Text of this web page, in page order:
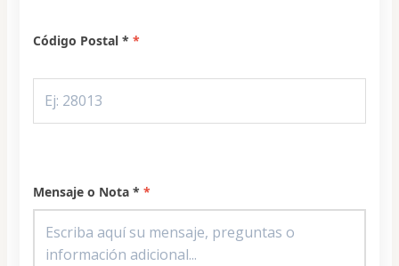
Código Postal *
Mensaje o Nota *